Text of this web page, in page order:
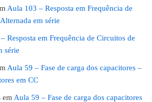
Aula 103 – Resposta em Frequência de
em série
Resposta em Frequência de Circuitos de
série
Aula 59 – Fase de carga dos capacitores –
em CC
em Aula 59 – Fase de carga dos capacitores